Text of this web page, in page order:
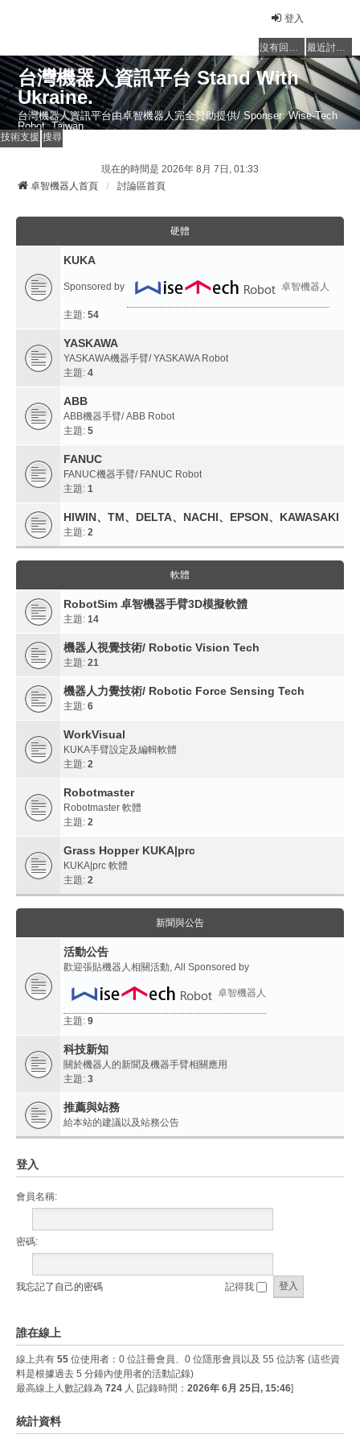
登入
沒有回覆的主題 最近討論的主題
台灣機器人資訊平台 Stand With
Ukraine.
台灣機器人資訊平台由卓智機器人完全贊助提供/ Sponser: Wise-Tech
Robot, Taiwan
技術支援 搜尋
現在的時間是 2026年 8月 7日, 01:33
卓智機器人首頁
討論區首頁
硬體
KUKA
Sponsored by 卓智機器人
主題: 54
YASKAWA
YASKAWA機器手臂/ YASKAWA Robot
主題: 4
ABB
ABB機器手臂/ ABB Robot
主題: 5
FANUC
FANUC機器手臂/ FANUC Robot
主題: 1
HIWIN、TM、DELTA、NACHI、EPSON、KAWASAKI
主題: 2
軟體
RobotSim 卓智機器手臂3D模擬軟體
主題: 14
機器人視覺技術/ Robotic Vision Tech
主題: 21
機器人力覺技術/ Robotic Force Sensing Tech
主題: 6
WorkVisual
KUKA手臂設定及編輯軟體
主題: 2
Robotmaster
Robotmaster 軟體
主題: 2
Grass Hopper KUKA|prc
KUKA|prc 軟體
主題: 2
新聞與公告
活動公告
歡迎張貼機器人相關活動, All Sponsored by
卓智機器人
主題: 9
科技新知
關於機器人的新聞及機器手臂相關應用
主題: 3
推薦與站務
給本站的建議以及站務公告
登入
會員名稱:
密碼:
我忘記了自己的密碼 記得我
誰在線上
線上共有 55 位使用者：0 位註冊會員、0 位隱形會員以及 55 位訪客 (這些資
料是根據過去 5 分鐘內使用者的活動記錄)
最高線上人數記錄為 724 人 [記錄時間： 2026年 6月 25日, 15:46]
統計資料